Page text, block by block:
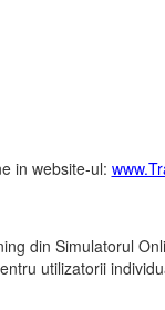
in website-ul:
din Simulatorul
utilizatorii